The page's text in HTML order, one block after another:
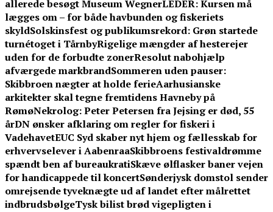
allerede besøgt Museum WegnerLEDER: Kursen må
lægges om – for både havbunden og fiskeriets
skyldSolskinsfest og publikumsrekord: Grøn startede
turnétoget i TårnbyRigelige mængder af hesterejer
uden for de forbudte zonerResolut nabohjælp
afværgede markbrandSommeren uden pauser:
Skibbroen nægter at holde ferieAarhusianske
arkitekter skal tegne fremtidens Havneby på
RømøNekrolog: Peter Petersen fra Jejsing er død, 55
årDN ønsker afklaring om regler for fiskeri i
VadehavetEUC Syd skaber nyt hjem og fællesskab for
erhvervselever i AabenraaSkibbroens festivaldrømme
spændt ben af bureaukratiSkæve ølflasker baner vejen
for handicappede til koncertSønderjysk domstol sender
omrejsende tyveknægte ud af landet efter målrettet
indbrudsbølgeTysk bilist brød vigepligten i